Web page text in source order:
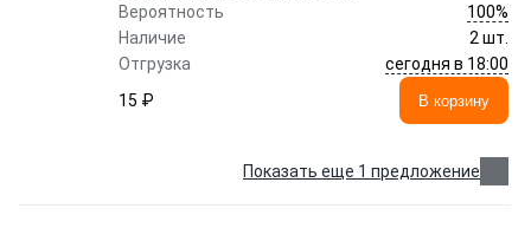
Вероятность
100%
Наличие
2 шт.
Отгрузка
сегодня в 18:00
15 ₽
В корзину
Показать еще 1 предложение